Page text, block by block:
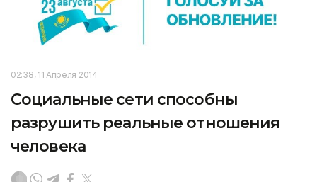
02:38, 11 Апреля 2014
Социальные сети способны
разрушить реальные отношения
человека